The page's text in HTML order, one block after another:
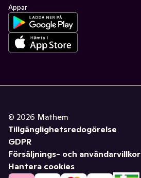
Appar
© 2026 Mathem
Tillgänglighetsredogörelse
GDPR
Försäljnings- och användarvillkor
Hantera cookies